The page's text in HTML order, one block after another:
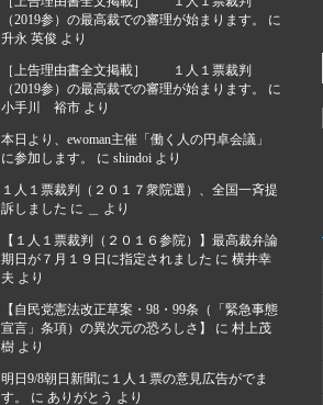
（2019参）の最高裁での審理が始まります。
に
升永 英俊 より
［上告理由書全文掲載］ １人１票裁判
（2019参）の最高裁での審理が始まります。
に
小手川 裕市 より
本日より、ewoman主催「働く人の円卓会議」
に参加します。
にshindoi より
１人１票裁判（２０１７衆院選）、全国一斉提
訴しました に より
【１人１票裁判（２０１６参院）】最高裁弁論
期日が７月１９日に指定されました に横井幸
夫 より
【自民党憲法改正草案・98・99条（「緊急事態
宣言」条項）の異次元の恐ろしさ】
に村上茂
樹 より
明日9/8朝日新聞に１人１票の意見広告がでま
す。
にありがとう より